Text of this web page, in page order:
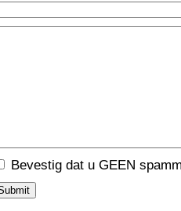
Bevestig dat u GEEN